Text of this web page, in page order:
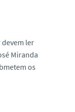
ler
Miranda
os